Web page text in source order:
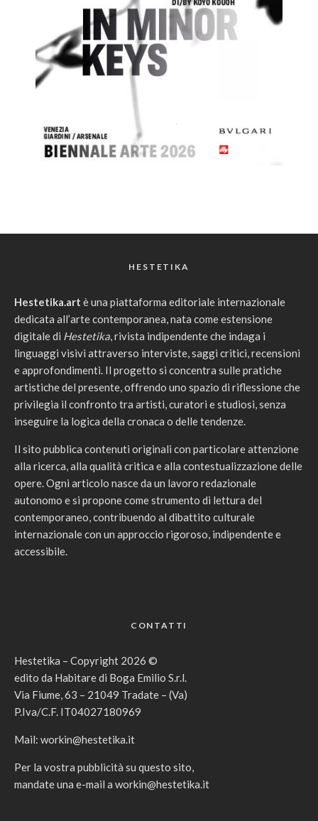
HESTETIKA
Hestetika.art è una piattaforma editoriale internazionale
dedicata all’arte contemporanea, nata come estensione
digitale di Hestetika , rivista indipendente che indaga i
linguaggi visivi attraverso interviste, saggi critici, recensioni
e approfondimenti. Il progetto si concentra sulle pratiche
artistiche del presente, offrendo uno spazio di riflessione che
privilegia il confronto tra artisti, curatori e studiosi, senza
inseguire la logica della cronaca o delle tendenze.
Il sito pubblica contenuti originali con particolare attenzione
alla ricerca, alla qualità critica e alla contestualizzazione delle
opere. Ogni articolo nasce da un lavoro redazionale
autonomo e si propone come strumento di lettura del
contemporaneo, contribuendo al dibattito culturale
internazionale con un approccio rigoroso, indipendente e
accessibile.
CONTATTI
Hestetika – Copyright 2026 ©
edito da Habitare di Boga Emilio S.r.l.
Via Fiume, 63 – 21049 Tradate – (Va)
P.Iva/C.F. IT04027180969
Mail: workin@hestetika.it
Per la vostra pubblicità su questo sito,
mandate una e-mail a workin@hestetika.it